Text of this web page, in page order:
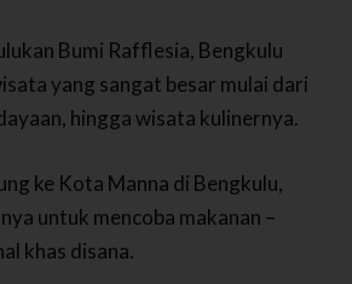
Bumi Rafflesia, Bengkulu
yang sangat besar mulai dari
hingga wisata kulinernya.
ke Kota Manna di Bengkulu,
untuk mencoba makanan –
khas disana.